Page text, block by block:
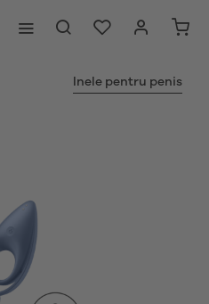
Inele pentru penis